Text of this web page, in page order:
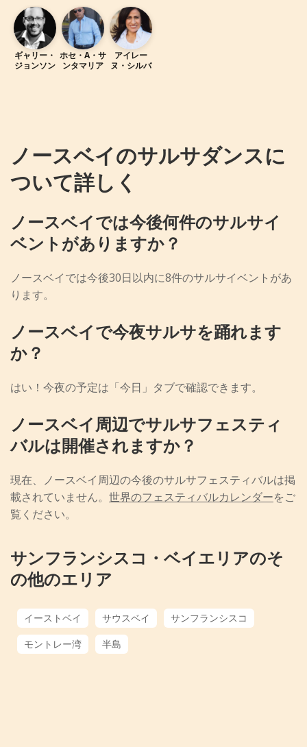
ギ
ギャリー・
ジョンソン
ホ
ホセ・A・サ
ンタマリア
ア
アイレー
ヌ・シルバ
ノースベイのサルサダンスに
ついて詳しく
ノースベイでは今後何件のサルサイ
ベントがありますか？
ノースベイでは今後30日以内に8件のサルサイベントがあ
ります。
ノースベイで今夜サルサを踊れます
か？
はい！今夜の予定は「今日」タブで確認できます。
ノースベイ周辺でサルサフェスティ
バルは開催されますか？
現在、ノースベイ周辺の今後のサルサフェスティバルは掲
載されていません。 世界のフェスティバルカレンダーをご
覧ください。
サンフランシスコ・ベイエリアのそ
の他のエリア
イーストベイ サウスベイ
サンフランシスコ
モントレー湾
半島